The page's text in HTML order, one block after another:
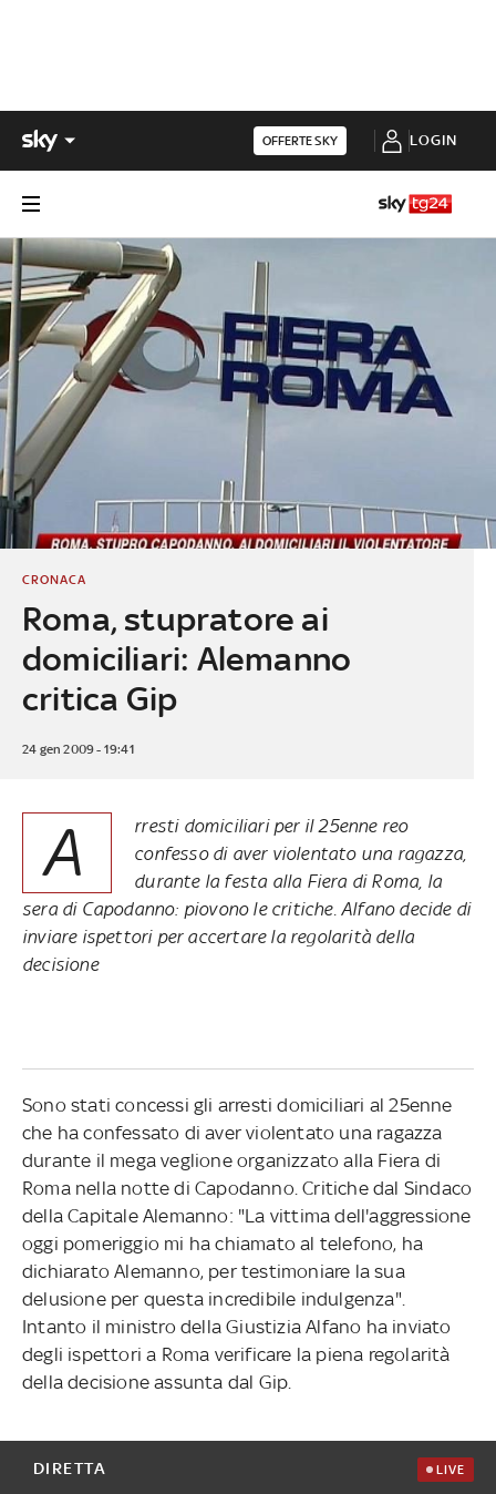
OFFERTE SKY LOGIN
Roma, stupratore ai
domiciliari: Alemanno
critica Gip
CRONACA
24 gen 2009 - 19:41
A
rresti domiciliari per il 25enne reo
confesso di aver violentato una ragazza,
durante la festa alla Fiera di Roma, la
sera di Capodanno: piovono le critiche. Alfano decide di
inviare ispettori per accertare la regolarità della
decisione
Sono stati concessi gli arresti domiciliari al 25enne
che ha confessato di aver violentato una ragazza
durante il mega veglione organizzato alla Fiera di
Roma nella notte di Capodanno. Critiche dal Sindaco
della Capitale Alemanno: "La vittima dell'aggressione
oggi pomeriggio mi ha chiamato al telefono, ha
dichiarato Alemanno, per testimoniare la sua
delusione per questa incredibile indulgenza".
Intanto il ministro della Giustizia Alfano ha inviato
degli ispettori a Roma verificare la piena regolarità
della decisione assunta dal Gip.
DIRETTA LIVE